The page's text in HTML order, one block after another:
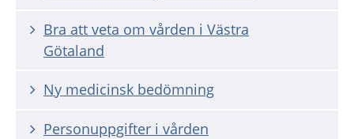
Bra att veta om vården i Västra
Götaland
Ny medicinsk bedömning
Personuppgifter i vården